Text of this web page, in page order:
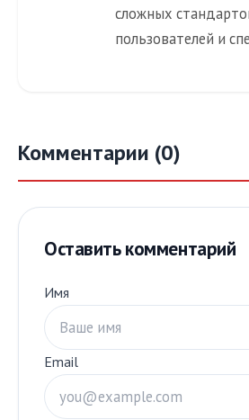
сложных
пользователей и
Комментарии (0)
Оставить комментарий
Имя
Email